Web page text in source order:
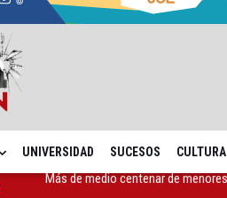
UNIVERSIDAD SUCESOS CULTURA